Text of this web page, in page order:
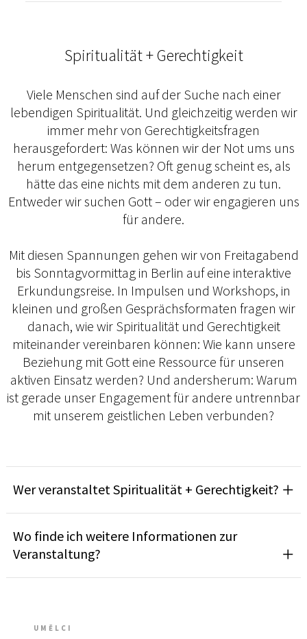
Spiritualität + Gerechtigkeit
Viele Menschen sind auf der Suche nach einer
lebendigen Spiritualität. Und gleichzeitig werden wir
immer mehr von Gerechtigkeitsfragen
herausgefordert: Was können wir der Not ums uns
herum entgegensetzen? Oft genug scheint es, als
hätte das eine nichts mit dem anderen zu tun.
Entweder wir suchen Gott – oder wir engagieren uns
für andere.
Mit diesen Spannungen gehen wir von Freitagabend
bis Sonntagvormittag in Berlin auf eine interaktive
Erkundungsreise. In Impulsen und Workshops, in
kleinen und großen Gesprächsformaten fragen wir
danach, wie wir Spiritualität und Gerechtigkeit
miteinander vereinbaren können: Wie kann unsere
Beziehung mit Gott eine Ressource für unseren
aktiven Einsatz werden? Und andersherum: Warum
ist gerade unser Engagement für andere untrennbar
mit unserem geistlichen Leben verbunden?
Wer veranstaltet Spiritualität + Gerechtigkeit?
Wo finde ich weitere Informationen zur
Veranstaltung?
UMĚLCI